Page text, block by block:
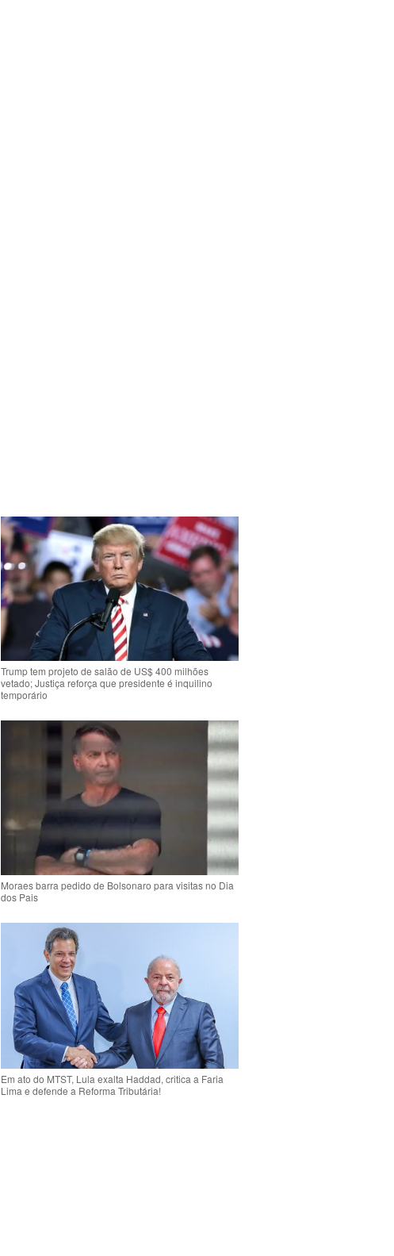
Trump tem projeto de salão de US$ 400 milhões
vetado; Justiça reforça que presidente é inquilino
temporário
Moraes barra pedido de Bolsonaro para visitas no Dia
dos Pais
Em ato do MTST, Lula exalta Haddad, critica a Faria
Lima e defende a Reforma Tributária!